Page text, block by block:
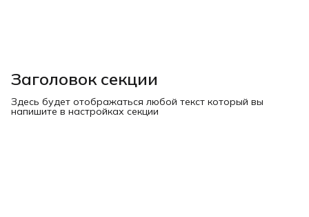
Заголовок секции
Здесь будет отображаться любой текст который вы
напишите в настройках секции